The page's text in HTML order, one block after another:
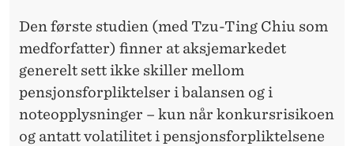
Den første studien (med Tzu-Ting Chiu som
medforfatter) finner at aksjemarkedet
generelt sett ikke skiller mellom
pensjonsforpliktelser i balansen og i
noteopplysninger – kun når konkursrisikoen
og antatt volatilitet i pensjonsforpliktelsene